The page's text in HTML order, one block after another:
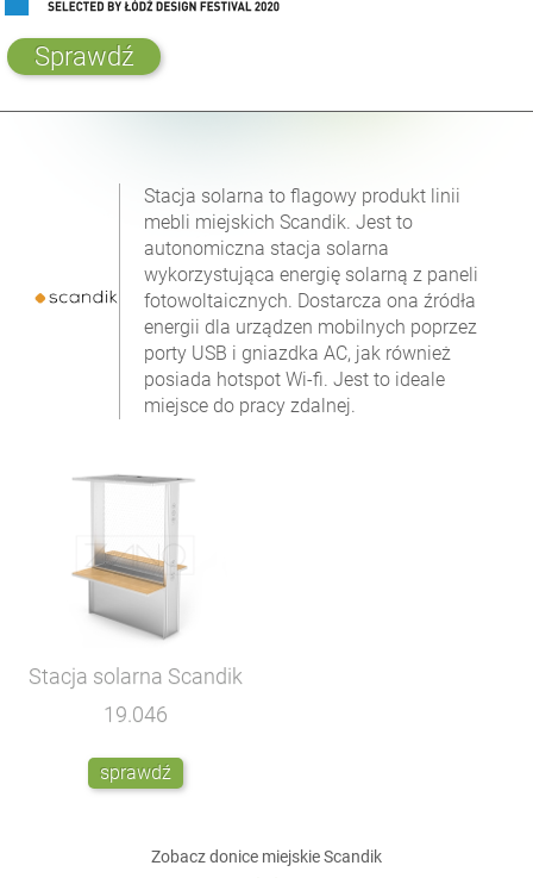
Sprawdź
Stacja solarna to flagowy produkt linii
mebli miejskich Scandik. Jest to
autonomiczna stacja solarna
wykorzystująca energię solarną z paneli
fotowoltaicznych. Dostarcza ona źródła
energii dla urządzen mobilnych poprzez
porty USB i gniazdka AC, jak również
posiada hotspot Wi-fi. Jest to ideale
miejsce do pracy zdalnej.
Stacja solarna Scandik
19.046
sprawdź
Zobacz donice miejskie Scandik